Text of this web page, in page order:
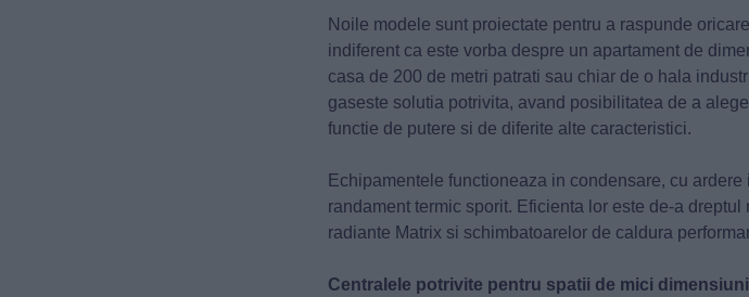
Noile modele sunt proiectate pentru a raspunde
indiferent ca este vorba despre un apartament de
casa de 200 de metri patrati sau chiar de o hala
gaseste solutia potrivita, avand posibilitatea de a
functie de putere si de diferite alte caracteristici.
Echipamentele functioneaza in condensare, cu
randament termic sporit. Eficienta lor este de-a
radiante Matrix si schimbatoarelor de caldura
Centralele potrivite pentru spatii de mici dimensiuni